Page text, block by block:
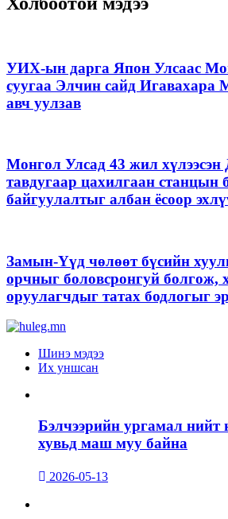
УИХ-ын дарга Япон Улсаас
суугаа Элчин сайд Игавахара
авч уулзав
Монгол Улсад 43 жил
тавдугаар цахилгаан станцын
байгуулалтыг албан ёсоор
Замын-Үүд чөлөөт бүсийн
орчныг боловсронгуй болгож,
оруулагчдыг татах бодлогыг
Шинэ мэдээ
Их уншсан
Бэлчээрийн ургамал нийт
хувьд маш муу байна
2026-05-13